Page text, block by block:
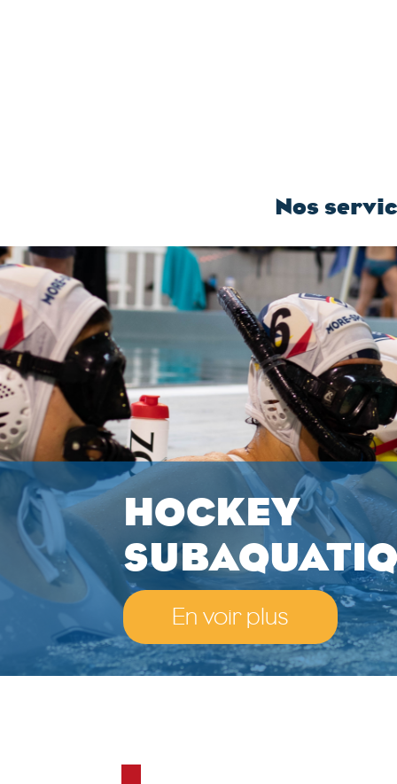
Nos
HOCKEY
En voir plus